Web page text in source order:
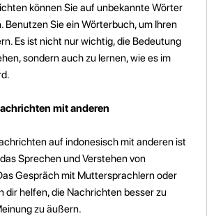
können Sie auf unbekannte Wörter
Benutzen Sie ein Wörterbuch, um Ihren
Es ist nicht nur wichtig, die Bedeutung
sondern auch zu lernen, wie es im
mit anderen
auf indonesisch mit anderen ist
Sprechen und Verstehen von
Gespräch mit Muttersprachlern oder
dir helfen, die Nachrichten besser zu
zu äußern.